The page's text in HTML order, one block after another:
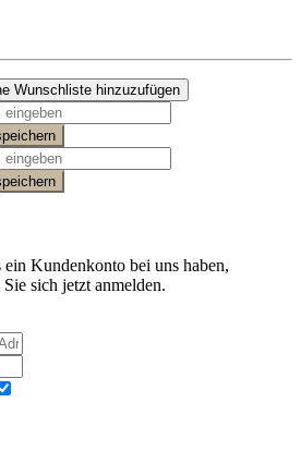
Wunschliste hinzuzufügen
ein Kundenkonto bei uns haben,
sich jetzt anmelden.